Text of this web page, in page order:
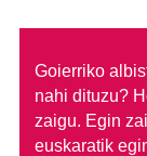
Goierriko
nahi dituzu?
zaigu. Egin
euskaratik